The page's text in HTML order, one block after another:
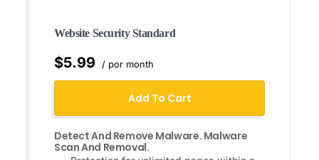
Website Security Standard
$5.99 / por month
Add To Cart
Detect And Remove Malware. Malware
Scan And Removal.